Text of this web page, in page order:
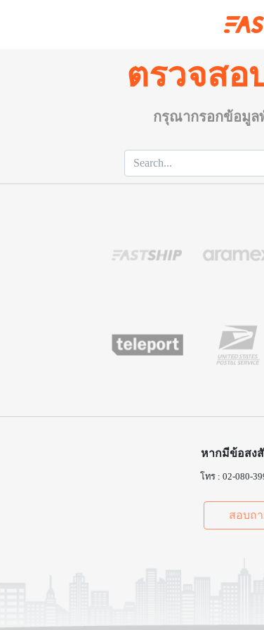
ตรวจสอ
กรุณากรอกข้อมูล
หากมีข้อสง
โทร : 02-080-
สอบถ